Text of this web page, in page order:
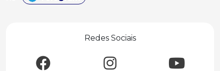
Redes Sociais